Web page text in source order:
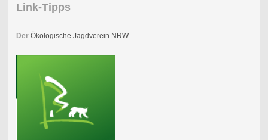
Link-Tipps
Der Ökologische Jagdverein NRW